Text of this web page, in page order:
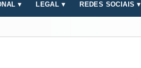
▾ LEGAL ▾ REDES SOCIAIS ▾